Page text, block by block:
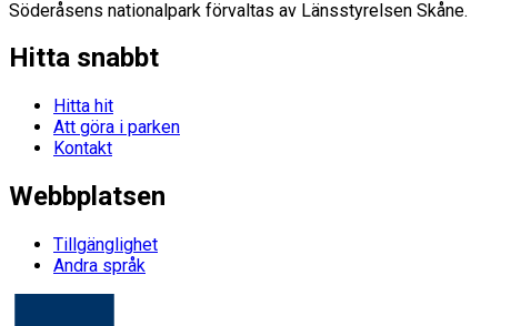
Söderåsens nationalpark förvaltas av Länsstyrelsen Skåne.
Hitta snabbt
Hitta hit
Att göra i parken
Kontakt
Webbplatsen
Tillgänglighet
Andra språk